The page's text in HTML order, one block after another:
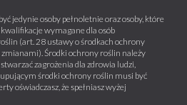
jedynie osoby pełnoletnie oraz osoby, które
wymagane dla osób
(art. 28 ustawy o środkach ochrony
Środki ochrony roślin należy
zagrożenia dla zdrowia ludzi,
środki ochrony roślin musi być
oświadczasz, że spełniasz wyżej